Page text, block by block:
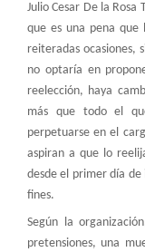
Julio Cesar De la
que es una pena
reiteradas ocasiones,
no optaría en
reelección, haya
más que todo el
perpetuarse en el
aspiran a que lo
desde el primer día de
fines.
Según la
pretensiones, una